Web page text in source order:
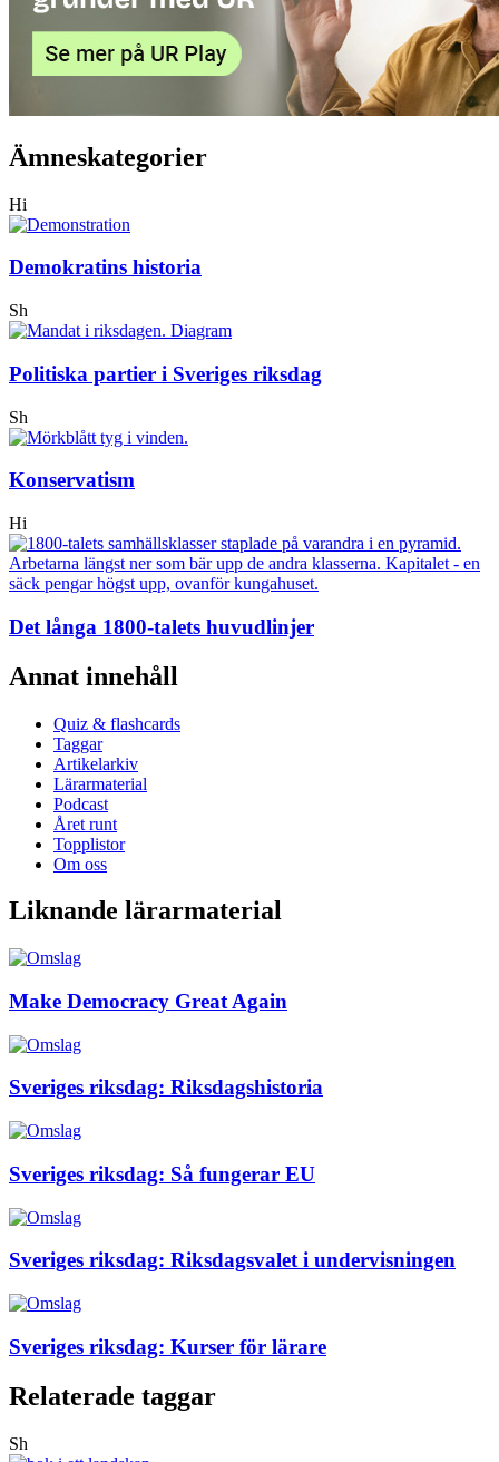
Ämneskategorier
Hi
Demokratins historia
Sh
Politiska partier i Sveriges riksdag
Sh
Konservatism
Hi
Det långa 1800-talets huvudlinjer
Annat innehåll
Quiz & flashcards
Taggar
Artikelarkiv
Lärarmaterial
Podcast
Året runt
Topplistor
Om oss
Liknande lärarmaterial
Make Democracy Great Again
Sveriges riksdag: Riksdagshistoria
Sveriges riksdag: Så fungerar EU
Sveriges riksdag: Riksdagsvalet i undervisningen
Sveriges riksdag: Kurser för lärare
Relaterade taggar
Sh